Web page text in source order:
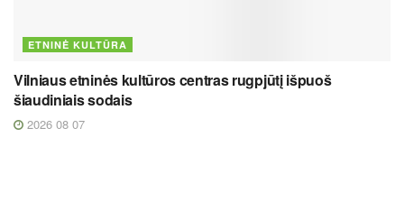
ETNINĖ KULTŪRA
Vilniaus etninės kultūros centras rugpjūtį išpuoš
šiaudiniais sodais
2026 08 07